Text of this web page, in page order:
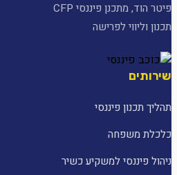
פיטר הוד, מתכנן פיננסי CFP
תכנון וליווי לפרישה
שירותים
תהליך תכנון פיננסי
כלכלת משפחה
ניהול פיננסי למשקיע כשיר